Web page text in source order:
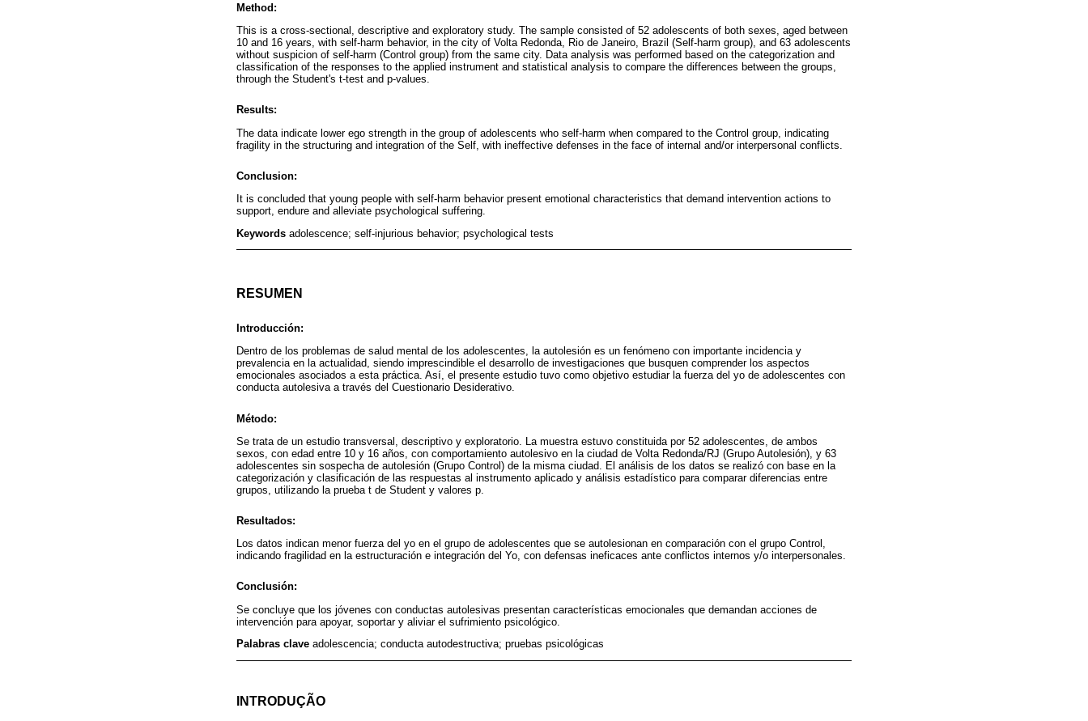
Method:
This is a cross-sectional, descriptive and exploratory study. The sample consisted of 52 adolescents of both sexes, aged between
10 and 16 years, with self-harm behavior, in the city of Volta Redonda, Rio de Janeiro, Brazil (Self-harm group), and 63 adolescents
without suspicion of self-harm (Control group) from the same city. Data analysis was performed based on the categorization and
classification of the responses to the applied instrument and statistical analysis to compare the differences between the groups,
through the Student's t-test and p-values.
Results:
The data indicate lower ego strength in the group of adolescents who self-harm when compared to the Control group, indicating
fragility in the structuring and integration of the Self, with ineffective defenses in the face of internal and/or interpersonal conflicts.
Conclusion:
It is concluded that young people with self-harm behavior present emotional characteristics that demand intervention actions to
support, endure and alleviate psychological suffering.
Keywords adolescence; self-injurious behavior; psychological tests
RESUMEN
Introducción:
Dentro de los problemas de salud mental de los adolescentes, la autolesión es un fenómeno con importante incidencia y
prevalencia en la actualidad, siendo imprescindible el desarrollo de investigaciones que busquen comprender los aspectos
emocionales asociados a esta práctica. Así, el presente estudio tuvo como objetivo estudiar la fuerza del yo de adolescentes con
conducta autolesiva a través del Cuestionario Desiderativo.
Método:
Se trata de un estudio transversal, descriptivo y exploratorio. La muestra estuvo constituida por 52 adolescentes, de ambos
sexos, con edad entre 10 y 16 años, con comportamiento autolesivo en la ciudad de Volta Redonda/RJ (Grupo Autolesión), y 63
adolescentes sin sospecha de autolesión (Grupo Control) de la misma ciudad. El análisis de los datos se realizó con base en la
categorización y clasificación de las respuestas al instrumento aplicado y análisis estadístico para comparar diferencias entre
grupos, utilizando la prueba t de Student y valores p.
Resultados:
Los datos indican menor fuerza del yo en el grupo de adolescentes que se autolesionan en comparación con el grupo Control,
indicando fragilidad en la estructuración e integración del Yo, con defensas ineficaces ante conflictos internos y/o interpersonales.
Conclusión:
Se concluye que los jóvenes con conductas autolesivas presentan características emocionales que demandan acciones de
intervención para apoyar, soportar y aliviar el sufrimiento psicológico.
Palabras clave adolescencia; conducta autodestructiva; pruebas psicológicas
INTRODUÇÃO